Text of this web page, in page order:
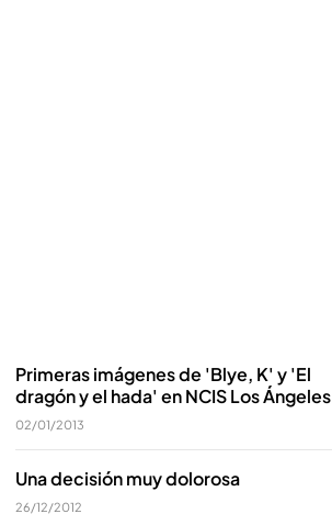
Primeras imágenes de 'Blye, K' y 'El
dragón y el hada' en NCIS Los Ángeles
02/01/2013
Una decisión muy dolorosa
26/12/2012